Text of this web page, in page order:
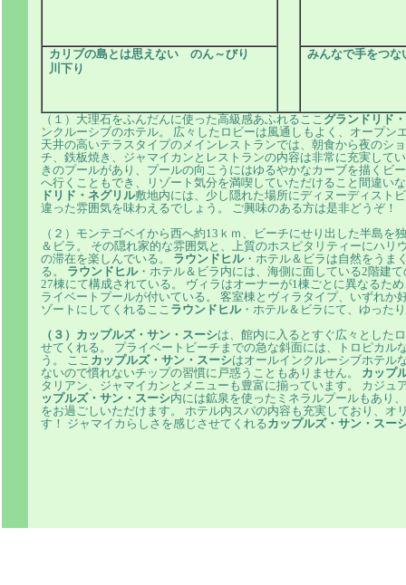
カリブの島とは思えない のん～びり
川下り
みんなで手をつな
（１） 大理石をふんだんに使った高級感あふれるここ グランドリド
ンクルーシブのホテル。 広々したロビーは風通しもよく、オープ
天井の高いテラスタイプのメインレストランでは、朝食から夜のシ
チ、鉄板焼き、ジャマイカンとレストランの内容は非常に充実して
きのプールがあり、プールの向こうにはゆるやかなカーブを描くビ
へ行くこともでき、リゾート気分を満喫していただけること間違い
ドリド・ネグリル敷地内には、少し隠れた場所にディヌーディスト
違った雰囲気を味わえるでしょう。 ご興味のある方は是非どうぞ！
（２）モンテゴベイから西へ約13ｋｍ、ビーチにせり出した半島
＆ビラ。 その隠れ家的な雰囲気と、上質のホスピタリティーにハリ
の滞在を楽しんでいる。 ラウンドヒル・ホテル＆ビラは自然をうま
る。 ラウンドヒル・ホテル＆ビラ内には、海側に面している2階建
27棟にて構成されている。 ヴィラはオーナーが1棟ごとに異なるた
ライベートプールが付いている。 客室棟とヴィラタイプ、いずれ
ゾートにしてくれるここ ラウンドヒル・ホテル＆ビラにて、ゆった
（３）カップルズ・サン・スーシは、館内に入るとすぐ広々とした
せてくれる。 プライベートビーチまでの急な斜面には、トロピカ
う。 ここ カップルズ・サン・スーシはオールインクルーシブホテル
ないので慣れないチップの習慣に戸惑うこともありません。 カップ
タリアン、ジャマイカンとメニューも豊富に揃っています。 カジ
ップルズ・サン・スーシ内には鉱泉を使ったミネラルプールもあり
をお過ごしいただけます。 ホテル内スパの内容も充実しており、
す！ ジャマイカらしさを感じさせてくれるカップルズ・サン・スー